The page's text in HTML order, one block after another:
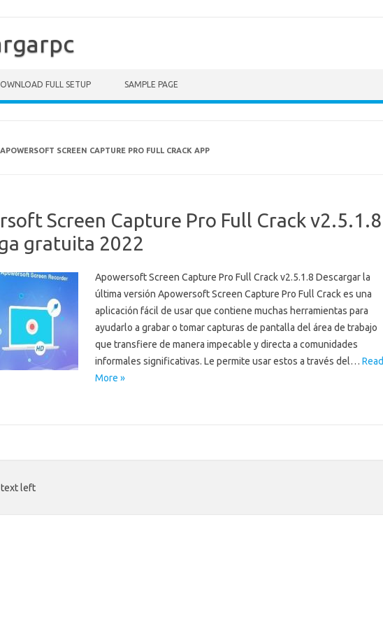
FULL SETUP SAMPLE PAGE
APOWERSOFT SCREEN CAPTURE PRO FULL CRACK APP
Screen Capture Pro Full Crack v2.5.1.8
gratuita 2022
Apowersoft Screen Capture Pro Full Crack v2.5.1.8 Descargar la
última versión Apowersoft Screen Capture Pro Full Crack es una
aplicación fácil de usar que contiene muchas herramientas para
ayudarlo a grabar o tomar capturas de pantalla del área de trabajo
que transfiere de manera impecable y directa a comunidades
informales significativas. Le permite usar estos a través del… Read
More »
text left